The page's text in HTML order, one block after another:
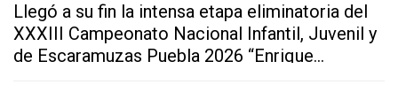
Llegó a su fin la intensa etapa eliminatoria del
XXXIII Campeonato Nacional Infantil, Juvenil y
de Escaramuzas Puebla 2026 “Enrique...